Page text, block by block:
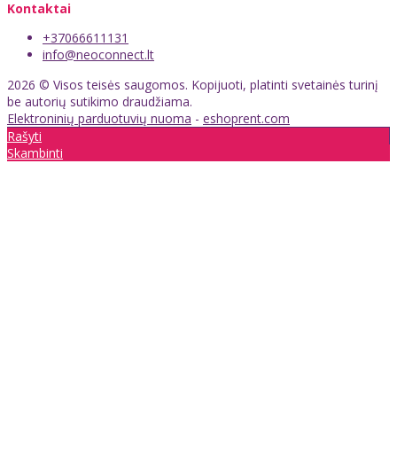
Kontaktai
+37066611131
info@neoconnect.lt
2026 © Visos teisės saugomos. Kopijuoti, platinti svetainės turinį
be autorių sutikimo draudžiama.
Elektroninių parduotuvių nuoma - eshoprent.com
Rašyti
Skambinti